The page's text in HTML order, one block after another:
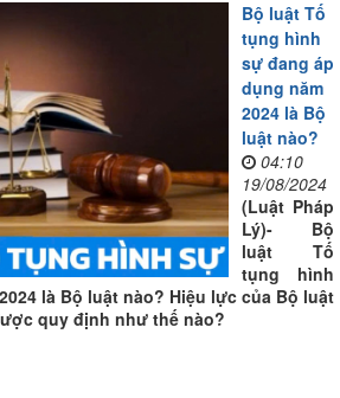
Bộ luật Tố
tụng hình
sự đang áp
dụng năm
2024 là Bộ
luật nào?
04:10
19/08/2024
(Luật Pháp
Lý)- Bộ
luật Tố
tụng hình
là Bộ luật nào? Hiệu lực của Bộ luật
quy định như thế nào?